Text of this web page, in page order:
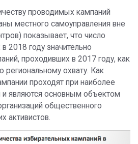
проводимых кампаний
местного самоуправления вне
показывает, что число
2018 году значительно
проходивших в 2017 году, как
региональному охвату. Как
проходят при наиболее
и являются основным объектом
общественного
активистов.